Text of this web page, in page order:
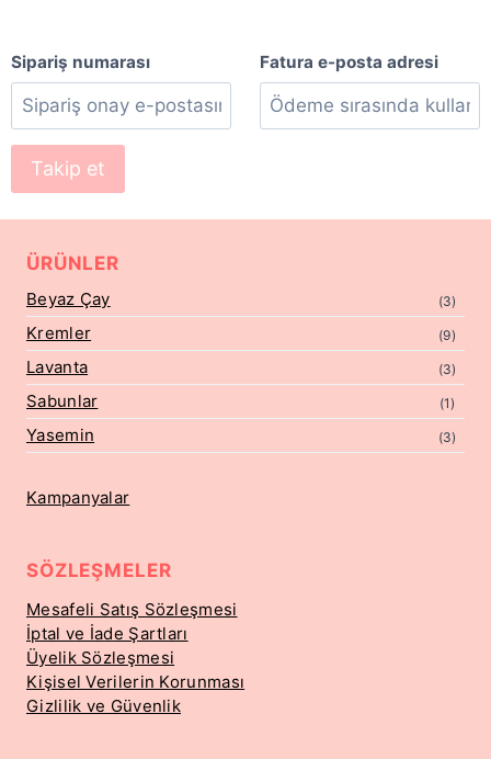
Sipariş numarası Fatura e-posta adresi
Takip et
ÜRÜNLER
Beyaz Çay (3)
Kremler (9)
Lavanta (3)
Sabunlar (1)
Yasemin (3)
Kampanyalar
SÖZLEŞMELER
Mesafeli Satış Sözleşmesi
İptal ve İade Şartları
Üyelik Sözleşmesi
Kişisel Verilerin Korunması
Gizlilik ve Güvenlik